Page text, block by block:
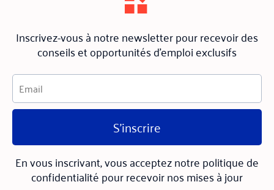
Inscrivez-vous à notre newsletter pour recevoir des
conseils et opportunités d'emploi exclusifs
S'inscrire
En vous inscrivant, vous acceptez notre politique de
confidentialité pour recevoir nos mises à jour